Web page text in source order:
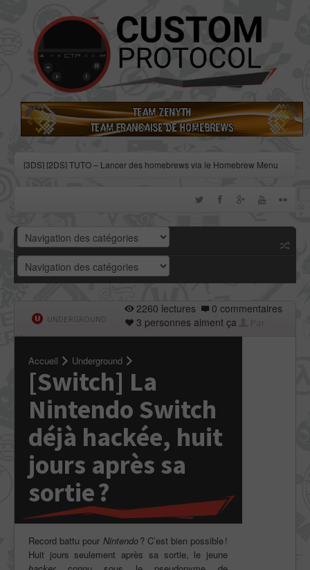
[3DS] [2DS] TUTO – Lancer des homebrews via le Homebrew Menu
[3DS] [2DS] TUTO - Utiliser l’exploit BannerBomb3 pour obtenir un
[3DS] [2DS] TUTO – Obtenir sa clé « movable.sed » de chiffrage
DSiWare via Seedminer
[Vita] Firmware 3.71 : et un nouveau firmware inutile, un !
UNDERGROUND
2260 lectures
3 personnes aiment ça
0 commentaires
Macrey
Accueil Underground
[Switch] La
Nintendo Switch
déjà hackée, huit
jours après sa
sortie ?
Record battu pour Nintendo? C’est bien possible !
Huit jours seulement après sa sortie, le jeune